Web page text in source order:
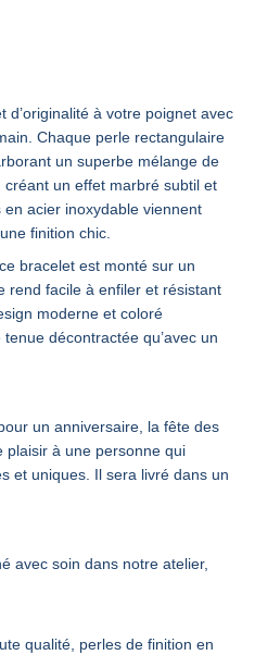
d’originalité à votre poignet avec
Chaque perle rectangulaire
un superbe mélange de
un effet marbré subtil et
acier inoxydable viennent
finition chic.
bracelet est monté sur un
rend facile à enfiler et résistant
moderne et coloré
décontractée qu’avec un
un anniversaire, la fête des
plaisir à une personne qui
et uniques. Il sera livré dans un
avec soin dans notre atelier,
qualité, perles de finition en